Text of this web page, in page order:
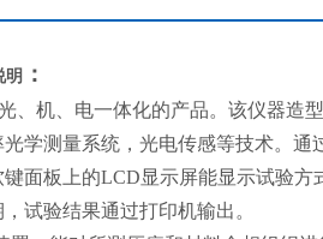
明 ：
、机、电一体化的产品。该仪器造
学测量系统，光电传感等技术。通
面板上的LCD显示屏能显示试验
试验结果通过打印机输出。